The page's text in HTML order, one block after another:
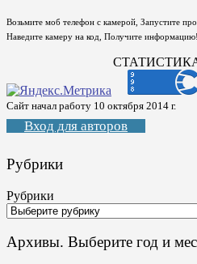
Возьмите моб телефон с камерой, Запустите
Наведите камеру на код, Получите информацию!
Сайт начал работу 10 октября 2014 г.
Вход для авторов
Рубрики
Рубрики
Архивы. Выберите год и